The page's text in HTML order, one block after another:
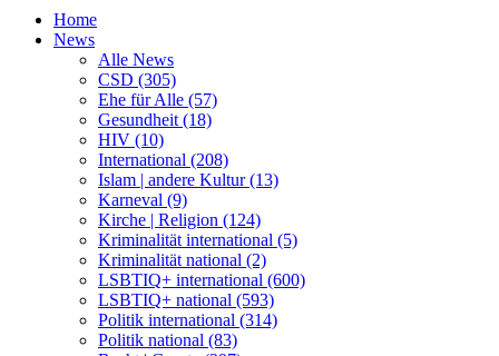
Home
News
Alle News
CSD (305)
Ehe für Alle (57)
Gesundheit (18)
HIV (10)
International (208)
Islam | andere Kultur (13)
Karneval (9)
Kirche | Religion (124)
Kriminalität international (5)
Kriminalität national (2)
LSBTIQ+ international (600)
LSBTIQ+ national (593)
Politik international (314)
Politik national (83)